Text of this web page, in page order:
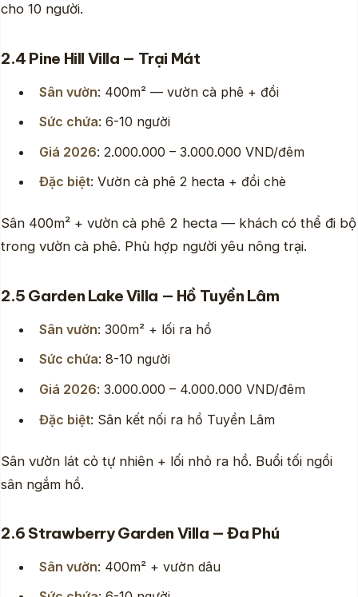
cho 10 người.
2.4 Pine Hill Villa — Trại Mát
Sân vườn: 400m² — vườn cà phê + đồi
Sức chứa: 6-10 người
Giá 2026: 2.000.000 – 3.000.000 VND/đêm
Đặc biệt: Vườn cà phê 2 hecta + đồi chè
Sân 400m² + vườn cà phê 2 hecta — khách có thể đi bộ
trong vườn cà phê. Phù hợp người yêu nông trại.
2.5 Garden Lake Villa — Hồ Tuyền Lâm
Sân vườn: 300m² + lối ra hồ
Sức chứa: 8-10 người
Giá 2026: 3.000.000 – 4.000.000 VND/đêm
Đặc biệt: Sân kết nối ra hồ Tuyền Lâm
Sân vườn lát cỏ tự nhiên + lối nhỏ ra hồ. Buổi tối ngồi
sân ngắm hồ.
2.6 Strawberry Garden Villa — Đa Phú
Sân vườn: 400m² + vườn dâu